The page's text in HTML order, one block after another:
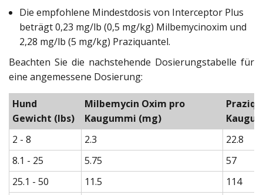
Die empfohlene Mindestdosis von Interceptor Plus
beträgt 0,23 mg/lb (0,5 mg/kg) Milbemycinoxim und
2,28 mg/lb (5 mg/kg) Praziquantel.
Beachten Sie die nachstehende Dosierungstabelle für
eine angemessene Dosierung:
Hund
Gewicht (lbs)
Milbemycin Oxim pro
Kaugummi (mg)
2 - 8
2.3
22.8
8.1 - 25
5.75
57
25.1 - 50
11.5
114